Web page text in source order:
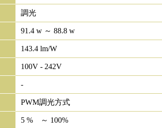
調光
91.4 w ～ 88.8 w
143.4 lm/W
100V - 242V
-
PWM調光方式
5 % ～ 100%